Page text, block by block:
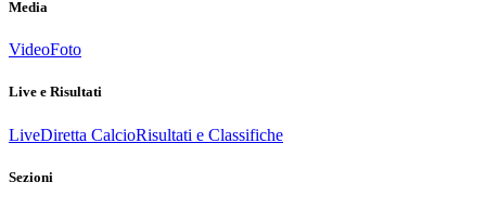
Media
VideoFoto
Live e Risultati
LiveDiretta CalcioRisultati e Classifiche
Sezioni